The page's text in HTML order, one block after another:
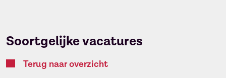
Soortgelijke vacatures
Terug naar overzicht
je mailbox